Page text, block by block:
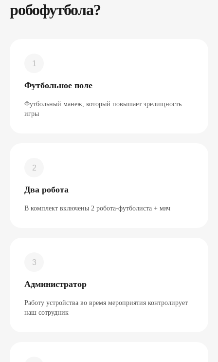
робофутбола?
Футбольное поле
Футбольный манеж, который повышает зрелищность
игры
Два робота
В комплект включены 2 робота-футболиста + мяч
Администратор
Работу устройства во время мероприятия контролирует
наш сотрудник